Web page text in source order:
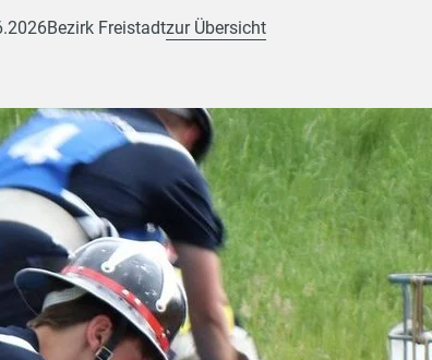
Bezirk Freistadtzur Übersicht